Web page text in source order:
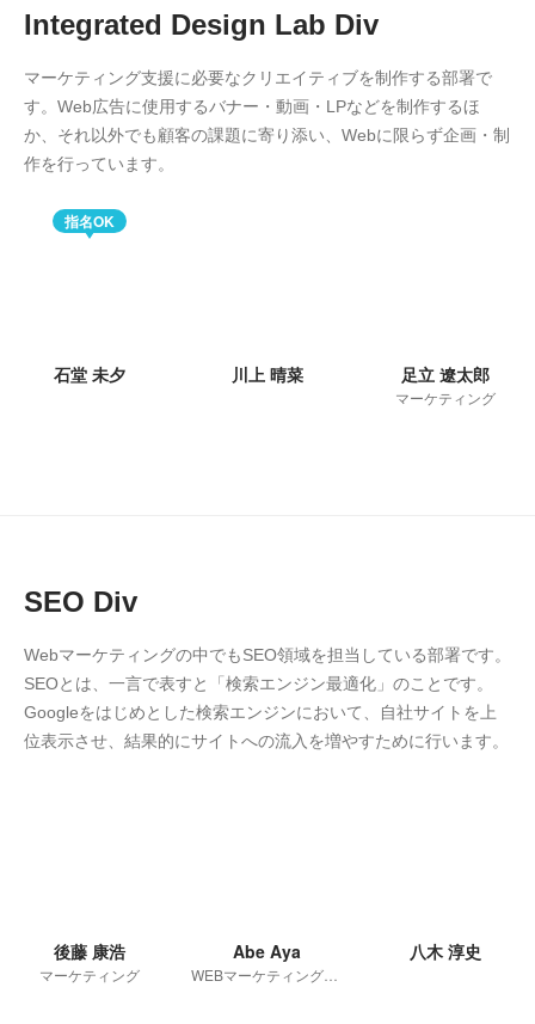
Integrated Design Lab Div
マーケティング支援に必要なクリエイティブを制作する部署で
す。Web広告に使用するバナー・動画・LPなどを制作するほ
か、それ以外でも顧客の課題に寄り添い、Webに限らず企画・制
作を行っています。
指名OK
石堂 未夕 川上 晴菜 足立 遼太郎
マーケティング
SEO Div
Webマーケティングの中でもSEO領域を担当している部署です。
SEOとは、一言で表すと「検索エンジン最適化」のことです。
Googleをはじめとした検索エンジンにおいて、自社サイトを上
位表示させ、結果的にサイトへの流入を増やすために行います。
後藤 康浩
マーケティング
Abe Aya
WEBマーケティング事業部
八木 淳史